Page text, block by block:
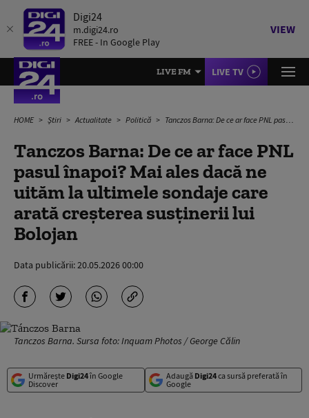
Digi24
m.digi24.ro
FREE - In Google Play
VIEW
LIVE FM LIVE TV
HOME Știri Actualitate Politică Tanczos Barna: De ce ar face PNL pasul înapoi? Mai ales dacă ne uităm la ultimele sondaje care arată creşterea susţinerii lui Bolojan
Tanczos Barna: De ce ar face PNL
pasul înapoi? Mai ales dacă ne
uităm la ultimele sondaje care
arată creşterea susţinerii lui
Bolojan
Data publicării:20.05.2026 00:00
Tanczos Barna. Sursa foto: Inquam Photos / George Călin
Urmărește Digi24în Google
Discover
Adaugă Digi24ca sursă preferată în
Google